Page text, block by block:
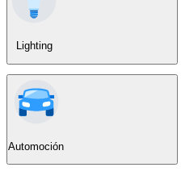
Lighting
Automoción